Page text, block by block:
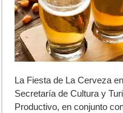
La Fiesta de La Cerveza
Secretaría de Cultura y
Productivo, en conjunto